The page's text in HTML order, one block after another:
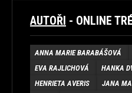
AUTOŘI - ONLINE
ANNA MARIE BARABÁŠOVÁ
EVA RAJLICHOVÁ
HANKA
HENRIETA AVERIS
JANA